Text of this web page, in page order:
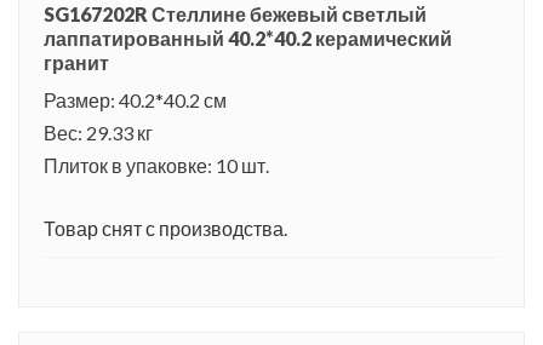
SG167202R Стеллине бежевый светлый
лаппатированный 40.2*40.2 керамический
гранит
Размер: 40.2*40.2 см
Вес: 29.33 кг
Плиток в упаковке: 10 шт.
Товар снят с производства.